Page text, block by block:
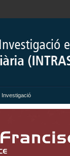
Investigació